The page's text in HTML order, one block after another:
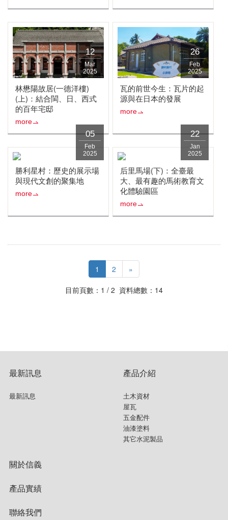
12
Mar
2025
林懋陽故居(一德洋樓)
(上)：結合閩、日、西式
的百年宅邸
more
26
Feb
2025
瓦的前世今生：瓦片的起
源與在日本的發展
more
05
Feb
2025
勝利星村：歷史的展示場
與現代文創的聚集地
more
22
Jan
2025
后里馬場(下)：全臺最
大、最有趣的馬術教育文
化體驗園區
more
1 2 »
目前頁數：1 / 2 資料總數：14
最新訊息
最新訊息
產品介紹
土木資材
屋瓦
五金配件
油漆塗料
其它水泥製品
關於信義
產品實績
聯絡我們